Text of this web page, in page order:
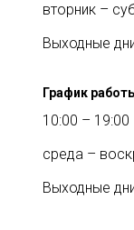
вторник –
Выходные
График
10:00 – 19:00
среда –
Выходные